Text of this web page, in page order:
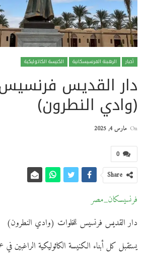
أخبار الرهبنة الفرنسيسكانية الكنيسة الكاثوليكية
دار القديس
(وادي النطرون)
On مارس 4, 2025
0
Share
فرنسيسكان_مصر
دار القديس فرنسيس للخلوات (وادي النطرون)
يستقبل كل أبناء الكنيسة الكاثوليكية الراغبين